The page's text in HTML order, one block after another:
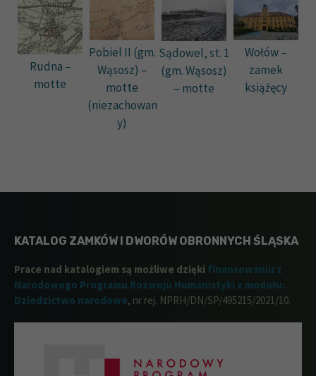
Rudna –
motte
Pobiel II (gm.
Wąsosz) –
motte
(niezachowan
y)
Sądowel, st. 1
(gm. Wąsosz)
– motte
Wołów –
zamek
książęcy
KATALOG ZAMKÓW I DWORÓW OBRONNYCH ŚLĄSKA
Prace nad katalogiem są możliwe dzięki finansowaniu z
Narodowego Programu Rozwoju Humanistyki z modułu:
Dziedzictwo narodowe, nr rej. NPRH/DN/SP/495215/2021/10.